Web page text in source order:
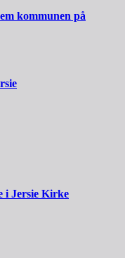
kommunen på
i Jersie Kirke